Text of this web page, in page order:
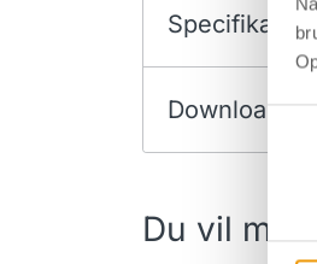
Downloads
Du vil